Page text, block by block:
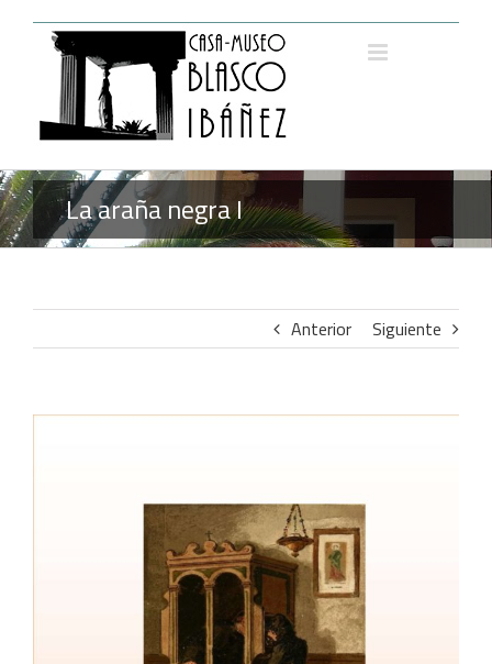
contenido
La araña negra I
Anterior Siguiente